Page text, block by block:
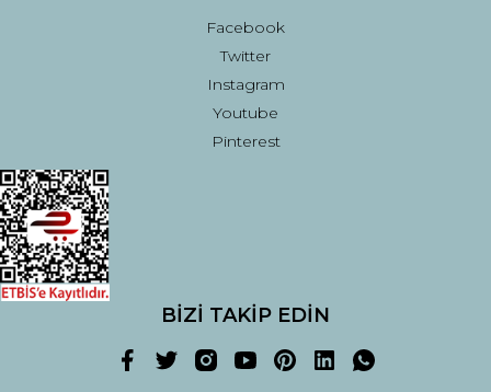
Facebook
Twitter
Instagram
Youtube
Pinterest
BİZİ TAKİP EDİN